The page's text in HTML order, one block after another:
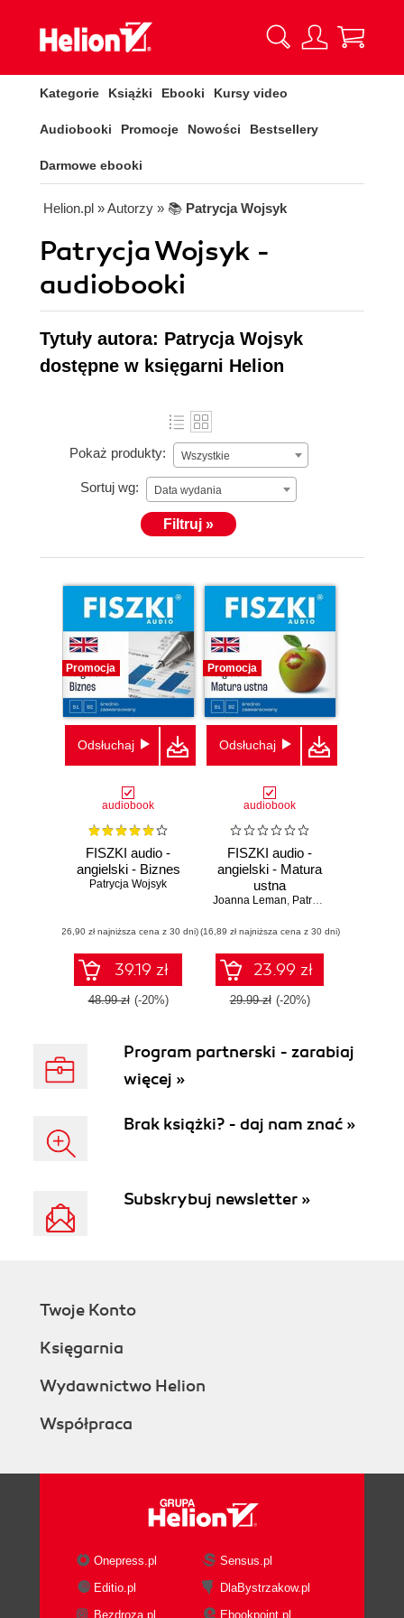
Kategorie Książki Ebooki Kursy video
Audiobooki Promocje Nowości Bestsellery
Darmowe ebooki
Helion.pl » Autorzy » 📚 Patrycja Wojsyk
Patrycja Wojsyk -
audiobooki
Tytuły autora: Patrycja Wojsyk
dostępne w księgarni Helion
Pokaż produkty: Wszystkie
Sortuj wg: Data wydania
Filtruj »
Promocja
Odsłuchaj
audiobook
FISZKI audio -
angielski - Biznes
Patrycja Wojsyk
(26,90 zł najniższa cena z 30 dni)
39.19 zł
48.99 zł (-20%)
Promocja
Odsłuchaj
audiobook
FISZKI audio -
angielski - Matura
ustna
Joanna Leman, Patrycja Wojsyk
(16,89 zł najniższa cena z 30 dni)
23.99 zł
29.99 zł (-20%)
Program partnerski - zarabiaj
więcej »
Brak książki? - daj nam znać »
Subskrybuj newsletter »
Twoje Konto
Księgarnia
Wydawnictwo Helion
Współpraca
Onepress.pl
Sensus.pl
Editio.pl
DlaBystrzakow.pl
Bezdroza.pl
Ebookpoint.pl